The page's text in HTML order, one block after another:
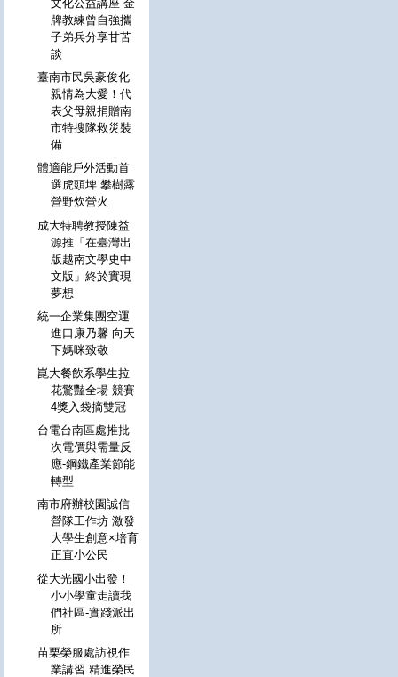
文化公益講座 金
牌教練曾自強攜
子弟兵分享甘苦
談
臺南市民吳豪俊化
親情為大愛！代
表父母親捐贈南
市特搜隊救災裝
備
體適能戶外活動首
選虎頭埤 攀樹露
營野炊營火
成大特聘教授陳益
源推「在臺灣出
版越南文學史中
文版」終於實現
夢想
統一企業集團空運
進口康乃馨 向天
下媽咪致敬
崑大餐飲系學生拉
花驚豔全場 競賽
4獎入袋摘雙冠
台電台南區處推批
次電價與需量反
應-鋼鐵產業節能
轉型
南市府辦校園誠信
營隊工作坊 激發
大學生創意×培育
正直小公民
從大光國小出發！
小小學童走讀我
們社區-實踐派出
所
苗栗榮服處訪視作
業講習 精進榮民